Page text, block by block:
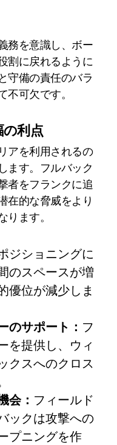
務を意識し、ボー
割に戻れるように
守備の責任のバラ
不可欠です。
利点
アを利用されるの
ます。フルバック
者をフランクに追
在的な脅威をより
ます。
ジショニングに
のスペースが増
優位が減少しま
のサポート： フ
を提供し、ウィ
クスへのクロス
会： フィールド
ックは攻撃への
プニングを作